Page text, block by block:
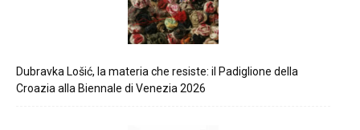
Dubravka Lošić, la materia che resiste: il Padiglione della
Croazia alla Biennale di Venezia 2026